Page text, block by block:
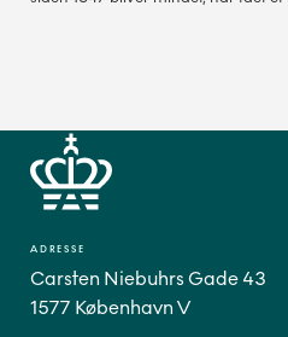
ADRESSE
Carsten Niebuhrs Gade 43
1577 København V